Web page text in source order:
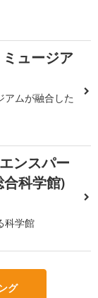
ュージア
アムが融合した
ンスパー
科学館)
科学館
グ